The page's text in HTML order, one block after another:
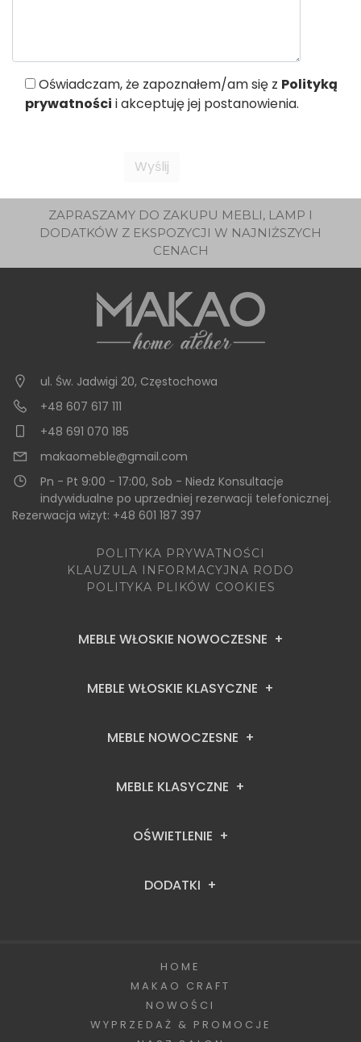
Oświadczam, że zapoznałem/am się z Polityką
prywatności i akceptuję jej postanowienia.
ZAPRASZAMY DO ZAKUPU MEBLI, LAMP I
DODATKÓW Z EKSPOZYCJI W NAJNIŻSZYCH
CENACH
ul. Św. Jadwigi 20, Częstochowa
+48 607 617 111
+48 691 070 185
makaomeble@gmail.com
Pn - Pt 9:00 - 17:00, Sob - Niedz Konsultacje
indywidualne po uprzedniej rezerwacji telefonicznej.
Rezerwacja wizyt: +48 601 187 397
POLITYKA PRYWATNOŚCI
KLAUZULA INFORMACYJNA RODO
POLITYKA PLIKÓW COOKIES
MEBLE WŁOSKIE NOWOCZESNE
MEBLE WŁOSKIE KLASYCZNE
MEBLE NOWOCZESNE
MEBLE KLASYCZNE
OŚWIETLENIE
DODATKI
HOME
MAKAO CRAFT
NOWOŚCI
WYPRZEDAŻ & PROMOCJE